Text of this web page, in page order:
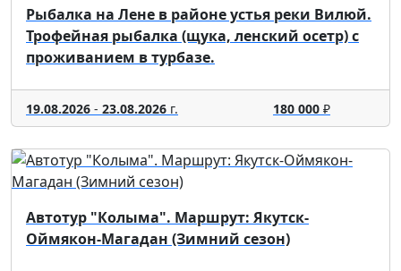
Рыбалка на Лене в районе устья реки Вилюй.
Трофейная рыбалка (щука, ленский осетр) с
проживанием в турбазе.
19.08.2026 - 23.08.2026 г. 180 000₽
Автотур "Колыма". Маршрут: Якутск-
Оймякон-Магадан (Зимний сезон)